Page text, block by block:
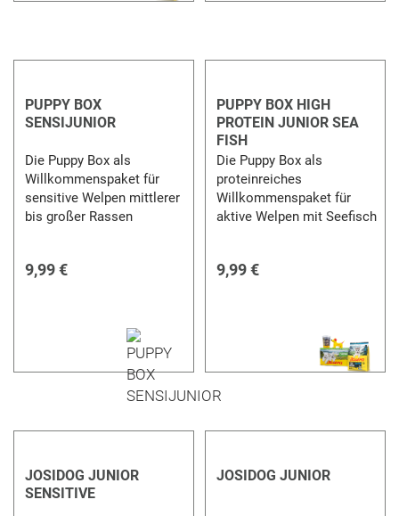
PUPPY BOX
SENSIJUNIOR
Die Puppy Box als
Willkommenspaket für
sensitive Welpen mittlerer
bis großer Rassen
9,99 €
PUPPY BOX HIGH
PROTEIN JUNIOR SEA
FISH
Die Puppy Box als
proteinreiches
Willkommenspaket für
aktive Welpen mit Seefisch
9,99 €
JOSIDOG JUNIOR
SENSITIVE
JOSIDOG JUNIOR